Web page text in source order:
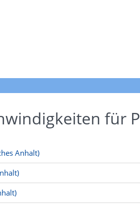
für
Anhalt)